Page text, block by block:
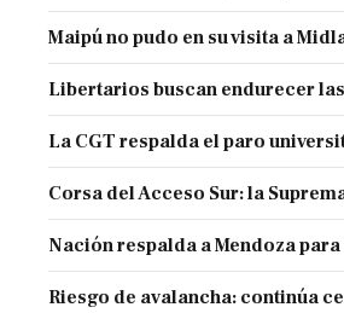
Maipú no pudo en su visita a
Libertarios buscan endurecer
La CGT respalda el paro
Corsa del Acceso Sur: la
Nación respalda a Mendoza
Riesgo de avalancha: continúa